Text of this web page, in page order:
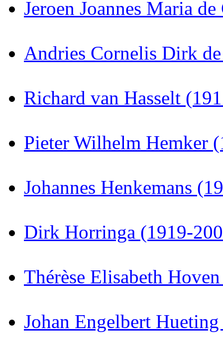
Jeroen Joannes Maria
Andries Cornelis Dirk
Richard van Hasselt
Pieter Wilhelm Hemker
Johannes Henkemans
Dirk Horringa (1919-
Thérèse Elisabeth
Johan Engelbert